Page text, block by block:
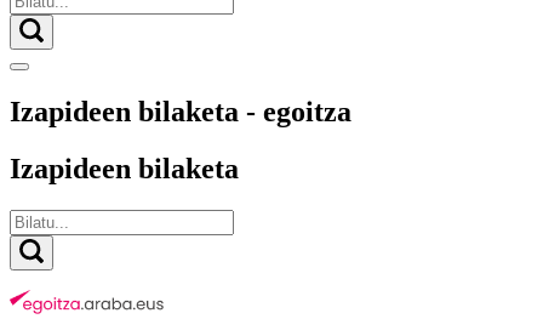
Izapideen bilaketa - egoitza
Izapideen bilaketa